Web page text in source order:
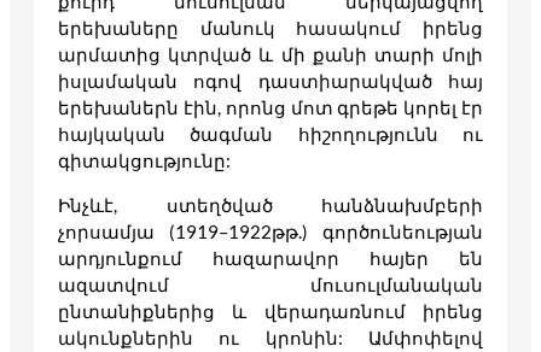
երեխաները մանուկ հասակում իրենց
արմատից կտրված և մի քանի տարի մոլի
իսլամական ոգով դաստիարակված հայ
երեխաներն էին, որոնց մոտ գրեթե կորել էր
հայկական ծագման հիշողությունն ու
գիտակցությունը:
Ինչևէ, ստեղծված հանձնախմբերի
չորսամյա (1919–1922թթ.) գործունեության
արդյունքում հազարավոր հայեր են
ազատվում մուսուլմանական
ընտանիքներից և վերադառնում իրենց
ակունքներին ու կրոնին: Ամփոփելով